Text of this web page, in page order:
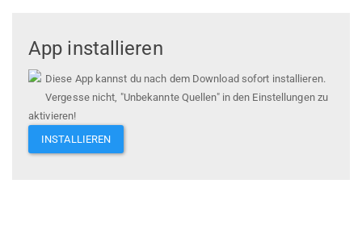
App installieren
Diese App kannst du nach dem Download sofort installieren.
Vergesse nicht, "Unbekannte Quellen" in den Einstellungen zu
aktivieren!
INSTALLIEREN